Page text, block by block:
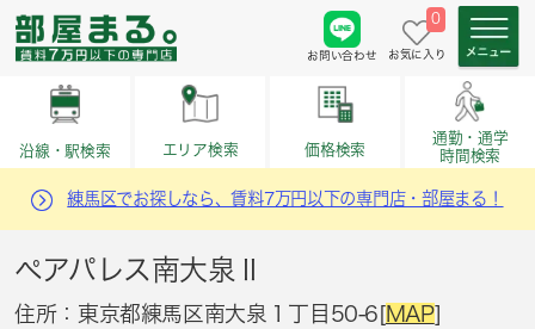
お問い合わせ
0
お気に入り
沿線・駅検索 エリア検索 価格検索
通勤・通学
時間検索
練馬区でお探しなら、賃料7万円以下の専門店・部屋まる！
ペアパレス南大泉Ⅱ
住所：東京都練馬区南大泉１丁目50-6[MAP]